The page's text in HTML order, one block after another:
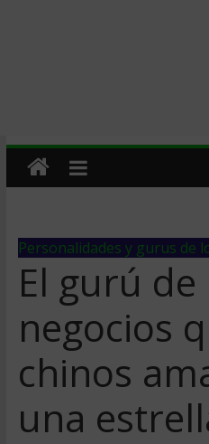
Personalidades y gurus de
El gurú de
negocios
chinos
una